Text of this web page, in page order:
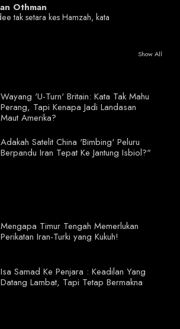
Othman
tak setara kes Hamzah, kata
Show All
Wayang 'U-Turn' Britain: Kata Tak Mahu
Perang, Tapi Kenapa Jadi Landasan
Maut Amerika?
Adakah Satelit China 'Bimbing' Peluru
Berpandu Iran Tepat Ke Jantung Isbiol?"
Mengapa Timur Tengah Memerlukan
Perikatan Iran-Turki yang Kukuh!
Isa Samad Ke Penjara : Keadilan Yang
Datang Lambat, Tapi Tetap Bermakna